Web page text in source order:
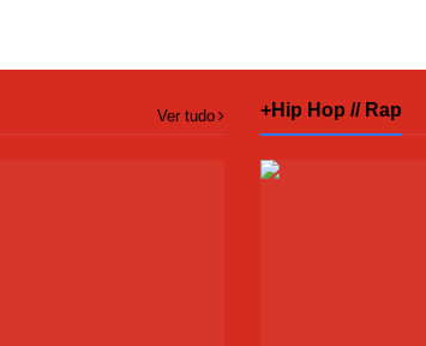
Ver tudo +Hip Hop // Rap